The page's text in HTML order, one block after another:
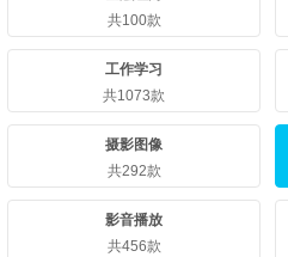
共100款
工作学习
共1073款
摄影图像
共292款
影音播放
共456款